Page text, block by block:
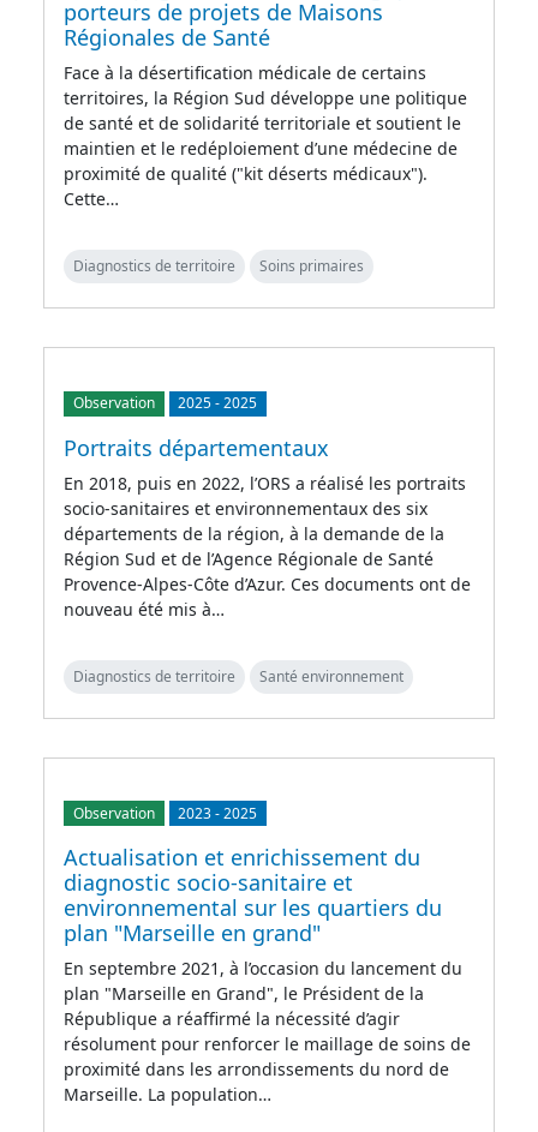
porteurs de projets de Maisons
Régionales de Santé
Face à la désertification médicale de certains
territoires, la Région Sud développe une politique
de santé et de solidarité territoriale et soutient le
maintien et le redéploiement d’une médecine de
proximité de qualité ("kit déserts médicaux").
Cette…
Diagnostics de territoire Soins primaires
Observation 2025-2025
Portraits départementaux
En 2018, puis en 2022, l’ORS a réalisé les portraits
socio-sanitaires et environnementaux des six
départements de la région, à la demande de la
Région Sud et de l’Agence Régionale de Santé
Provence-Alpes-Côte d’Azur. Ces documents ont de
nouveau été mis à…
Diagnostics de territoire Santé environnement
Observation 2023-2025
Actualisation et enrichissement du
diagnostic socio-sanitaire et
environnemental sur les quartiers du
plan "Marseille en grand"
En septembre 2021, à l’occasion du lancement du
plan "Marseille en Grand", le Président de la
République a réaffirmé la nécessité d’agir
résolument pour renforcer le maillage de soins de
proximité dans les arrondissements du nord de
Marseille. La population…